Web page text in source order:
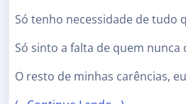
Só tenho necessidade de tudo
Só sinto a falta de quem nunca
O resto de minhas carências,